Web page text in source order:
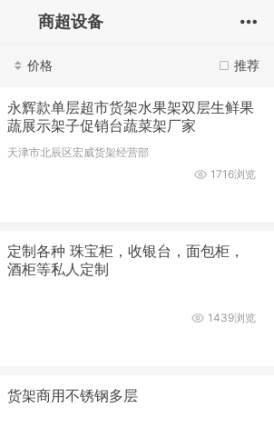
商超设备
推荐
价格
永辉款单层超市货架水果架双层生鲜果
蔬展示架子促销台蔬菜架厂家
天津市北辰区宏威货架经营部
1716浏览
定制各种 珠宝柜，收银台，面包柜，
酒柜等私人定制
1439浏览
货架商用不锈钢多层